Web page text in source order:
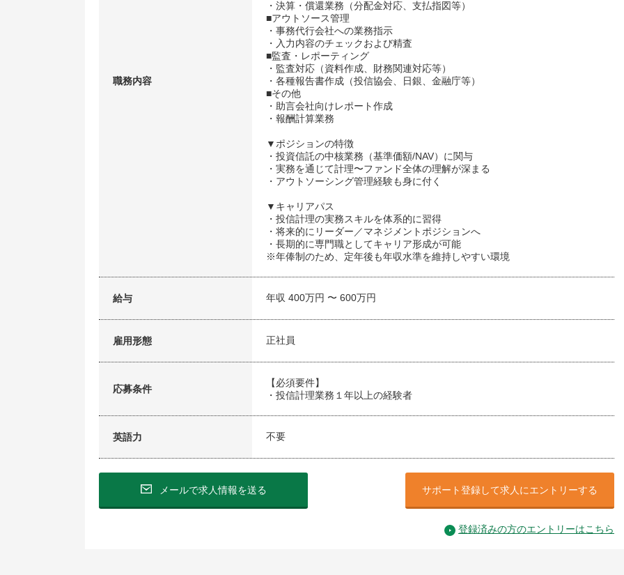
職務内容
・決算・償還業務（分配金対応、支払指図等）
■アウトソース管理
・事務代行会社への業務指示
・入力内容のチェックおよび精査
■監査・レポーティング
・監査対応（資料作成、財務関連対応等）
・各種報告書作成（投信協会、日銀、金融庁等）
■その他
・助言会社向けレポート作成
・報酬計算業務
▼ポジションの特徴
・投資信託の中核業務（基準価額/NAV）に関与
・実務を通じて計理〜ファンド全体の理解が深まる
・アウトソーシング管理経験も身に付く
▼キャリアパス
・投信計理の実務スキルを体系的に習得
・将来的にリーダー／マネジメントポジションへ
・長期的に専門職としてキャリア形成が可能
※年俸制のため、定年後も年収水準を維持しやすい環境
給与 年収 400万円 〜 600万円
雇用形態 正社員
応募条件
【必須要件】
・投信計理業務１年以上の経験者
英語力 不要
メールで求人情報を送る サポート登録して求人にエントリーする
登録済みの方のエントリーはこちら